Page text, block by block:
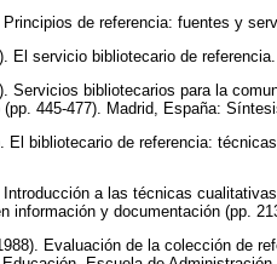
Principios de referencia: fuentes y
El servicio bibliotecario de
Servicios bibliotecarios para la
(pp. 445-477). Madrid, España:
El bibliotecario de referencia:
Introducción a las técnicas
información y documentación (pp.
Evaluación de la colección de